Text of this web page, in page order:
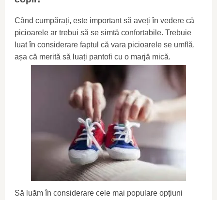
Când cumpărați, este important să aveți în vedere că
picioarele ar trebui să se simtă confortabile. Trebuie
luat în considerare faptul că vara picioarele se umflă,
așa că merită să luați pantofi cu o marjă mică.
Să luăm în considerare cele mai populare opțiuni